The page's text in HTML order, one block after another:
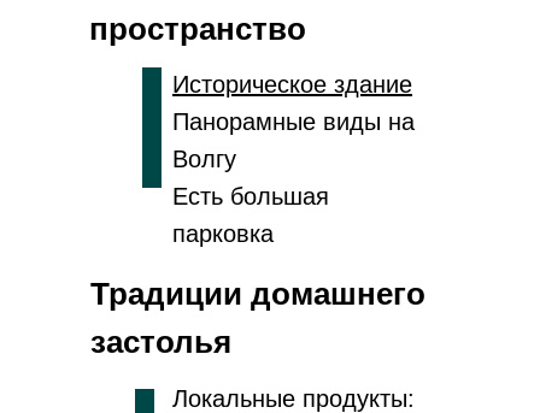
Традиции домашнего
застолья
Локальные продукты:
пространство
Историческое здание
Панорамные виды на
Волгу
Есть большая
парковка